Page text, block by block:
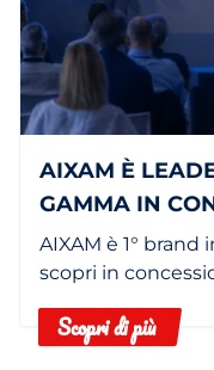
AIXAM È
GAMMA IN
AIXAM è 1°
scopri in
Scopri di più